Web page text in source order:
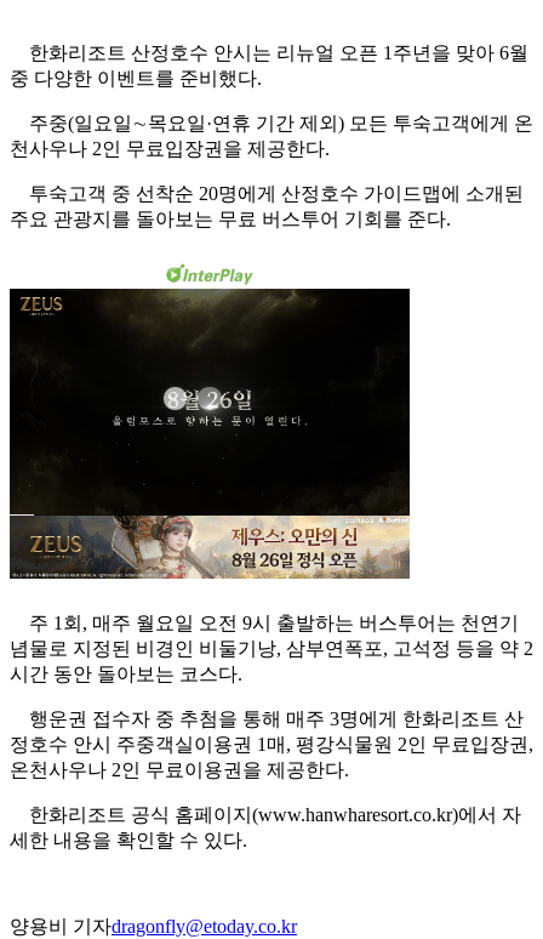
한화리조트 산정호수 안시는 리뉴얼 오픈 1주년을 맞아 6월
중 다양한 이벤트를 준비했다.
주중(일요일∼목요일·연휴 기간 제외) 모든 투숙고객에게 온
천사우나 2인 무료입장권을 제공한다.
투숙고객 중 선착순 20명에게 산정호수 가이드맵에 소개된
주요 관광지를 돌아보는 무료 버스투어 기회를 준다.
주 1회, 매주 월요일 오전 9시 출발하는 버스투어는 천연기
념물로 지정된 비경인 비둘기낭, 삼부연폭포, 고석정 등을 약 2
시간 동안 돌아보는 코스다.
행운권 접수자 중 추첨을 통해 매주 3명에게 한화리조트 산
정호수 안시 주중객실이용권 1매, 평강식물원 2인 무료입장권,
온천사우나 2인 무료이용권을 제공한다.
한화리조트 공식 홈페이지(www.hanwharesort.co.kr)에서 자
세한 내용을 확인할 수 있다.
양용비 기자dragonfly@etoday.co.kr